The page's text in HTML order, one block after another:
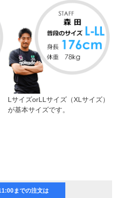
LサイズorLLサイズ（XLサイズ）
が基本サイズです。